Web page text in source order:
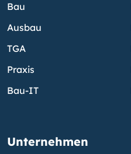
Bau
Ausbau
TGA
Praxis
Bau-IT
Unternehmen